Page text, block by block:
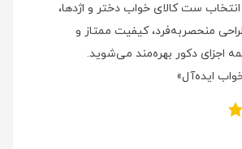
ست کالای خواب دختر و اژدها،
منحصربه‌فرد، کیفیت ممتاز و
اجزای دکور بهره‌مند می‌شوید.
ایده‌آل»